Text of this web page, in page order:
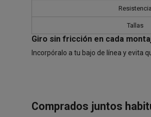
Resistencia
Tallas
Giro sin fricción en cada
Incorpóralo a tu bajo de línea y evita
Comprados juntos